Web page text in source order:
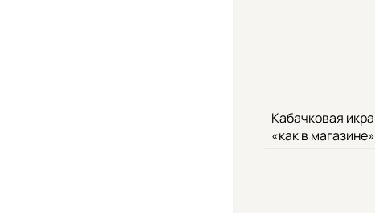
Кабачковая икра
«как в магазине»